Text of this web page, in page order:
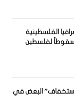
الفلسطينية
سقوطاً لفلسطين
البعض في